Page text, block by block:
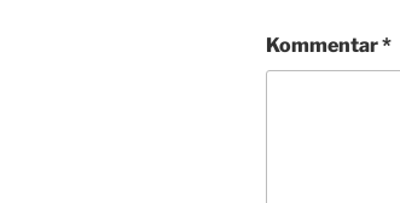
Kommentar*